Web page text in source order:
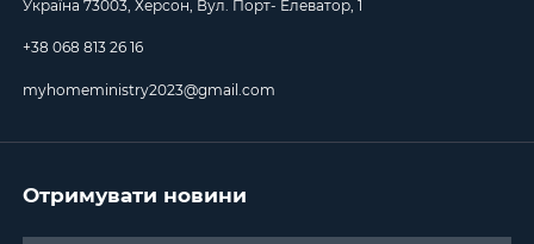
Україна 73003, Херсон, Вул. Порт- Елеватор, 1
+38 068 813 26 16
myhomeministry2023@gmail.com
Отримувати новини